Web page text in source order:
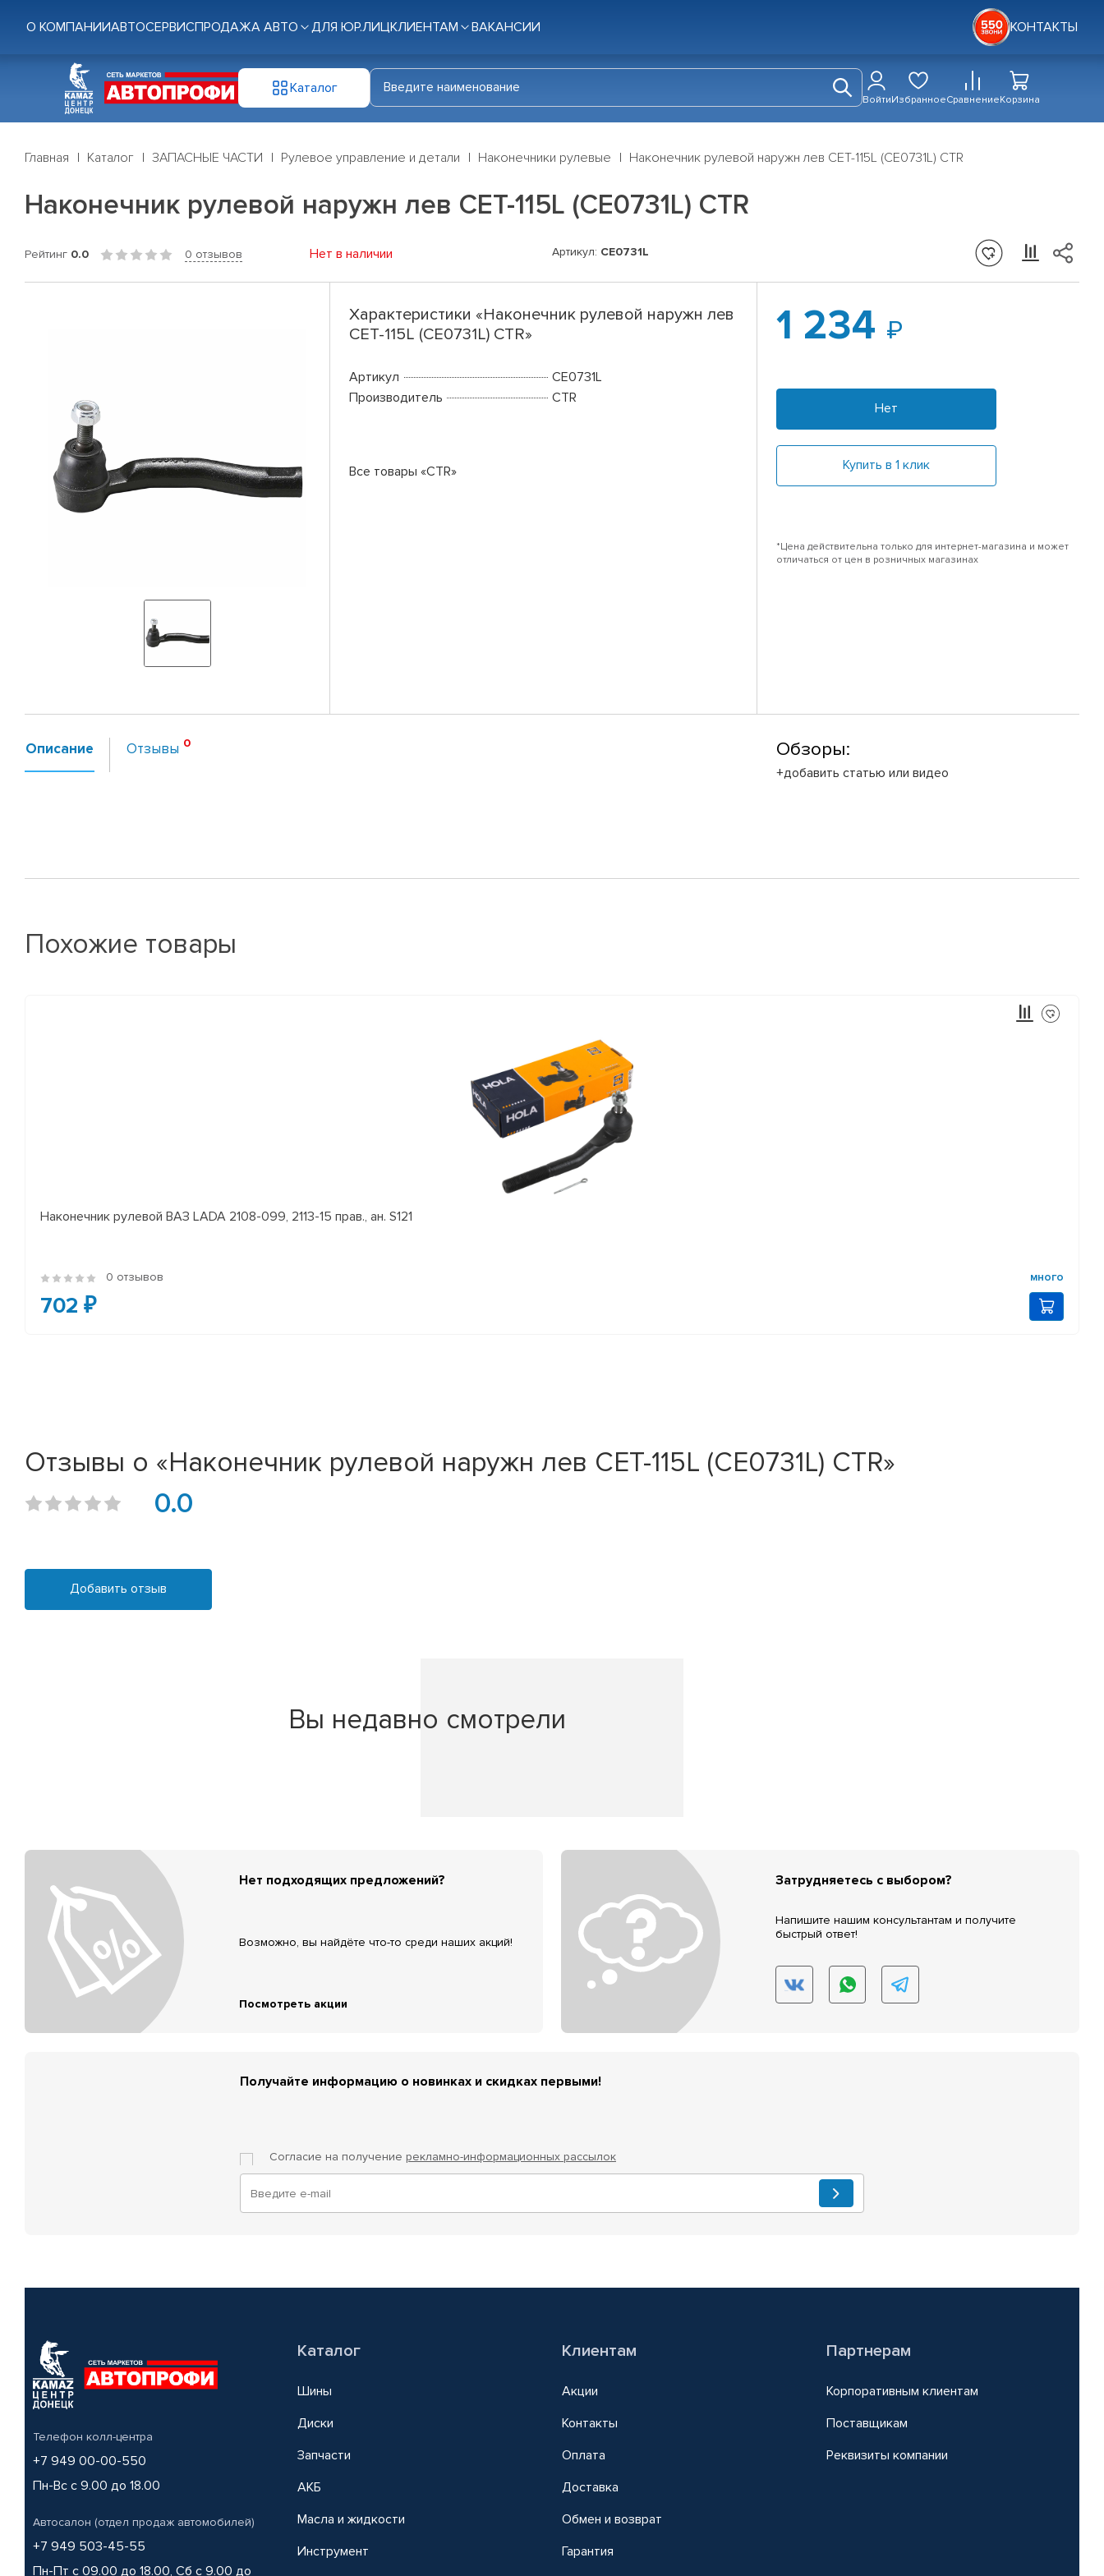
О КОМПАНИИАВТОСЕРВИСПРОДАЖА АВТО ДЛЯ ЮР.ЛИЦКЛИЕНТАМ ВАКАНСИИ КОНТАКТЫ
Каталог
ВойтиИзбранноеСравнениеКорзина
Главная Каталог ЗАПАСНЫЕ ЧАСТИ Рулевое управление и детали Наконечники рулевые Наконечник рулевой наружн лев CET-115L (CE0731L) CTR
Наконечник рулевой наружн лев CET-115L (CE0731L) CTR
Рейтинг 0.0 0 отзывов Нет в наличии Артикул: CE0731L
Характеристики «Наконечник рулевой наружн лев
CET-115L (CE0731L) CTR»
Артикул
CE0731L
Производитель
CTR
Все товары «CTR»
1 234
Нет
Купить в 1 клик
*Цена действительна только для интернет-магазина и может
отличаться от цен в розничных магазинах
Описание Отзывы Обзоры:
+добавить статью или видео
Похожие товары
Наконечник рулевой ВАЗ LADA 2108-099, 2113-15 прав., ан. S121
0 отзывов много
702 ₽
Отзывы о «Наконечник рулевой наружн лев CET-115L (CE0731L) CTR»
0.0
Добавить отзыв
Вы недавно смотрели
Нет подходящих предложений?
Возможно, вы найдёте что-то среди наших акций!
Посмотреть акции
Затрудняетесь с выбором?
Напишите нашим консультантам и получите
быстрый ответ!
Получайте информацию о новинках и скидках первыми!
Согласие на получение рекламно-информационных рассылок
Телефон колл-центра
+7 949 00-00-550
Пн-Вс с 9.00 до 18.00
Автосалон (отдел продаж автомобилей)
+7 949 503-45-55
Пн-Пт с 09.00 до 18.00, Сб с 9.00 до
Каталог
Шины
Диски
Запчасти
АКБ
Масла и жидкости
Инструмент
Клиентам
Акции
Контакты
Оплата
Доставка
Обмен и возврат
Гарантия
Партнерам
Корпоративным клиентам
Поставщикам
Реквизиты компании